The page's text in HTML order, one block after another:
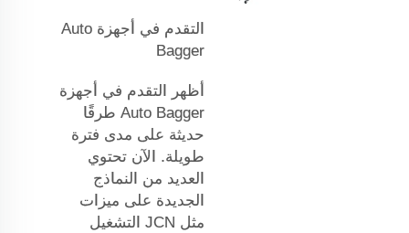
التقدم في أجهزة Auto
Bagger
أظهر التقدم في أجهزة
Auto Bagger طرقًا
حديثة على مدى فترة
طويلة. الآن تحتوي
العديد من النماذج
الجديدة على ميزات
مثل JCN التشغيل